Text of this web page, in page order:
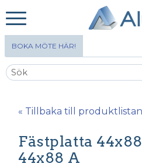
BOKA MÖTE HÄR!
« Tillbaka till produktlistan
Fästplatta
44x88 A